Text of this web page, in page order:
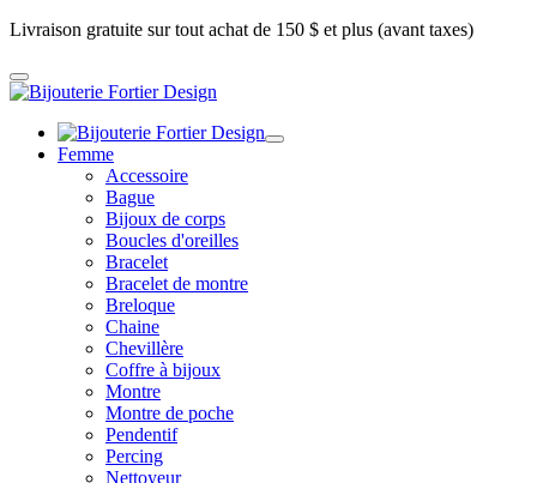
Livraison gratuite sur tout achat de 150 $ et plus (avant taxes)
Femme
Accessoire
Bague
Bijoux de corps
Boucles d'oreilles
Bracelet
Bracelet de montre
Breloque
Chaine
Chevillère
Coffre à bijoux
Montre
Montre de poche
Pendentif
Percing
Nettoyeur